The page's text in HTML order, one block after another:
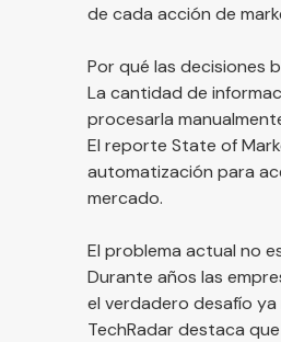
de cada acción de
Por qué las decisiones
La cantidad de
procesarla
El reporte State of
automatización para
mercado.
El problema actual no
Durante años las
el verdadero desafío
TechRadardestaca